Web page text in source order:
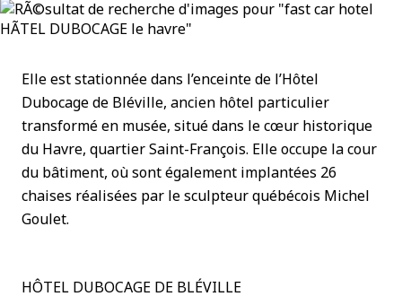
Elle est stationnée dans l’enceinte de l’Hôtel
Dubocage de Bléville, ancien hôtel particulier
transformé en musée, situé dans le cœur historique
du Havre, quartier Saint-François. Elle occupe la cour
du bâtiment, où sont également implantées 26
chaises réalisées par le sculpteur québécois Michel
Goulet.
HÔTEL DUBOCAGE DE BLÉVILLE